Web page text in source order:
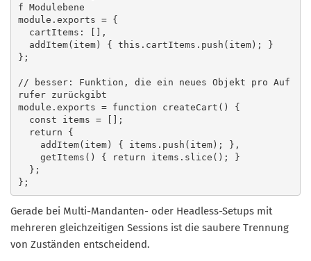
f Modulebene
module.exports = {
};
// besser: Funktion, die ein neues Objekt pro Auf
rufer zurückgibt
module.exports = function createCart() {
};
Gerade bei Multi-Mandanten- oder Headless-Setups mit
mehreren gleichzeitigen Sessions ist die saubere Trennung
von Zuständen entscheidend.